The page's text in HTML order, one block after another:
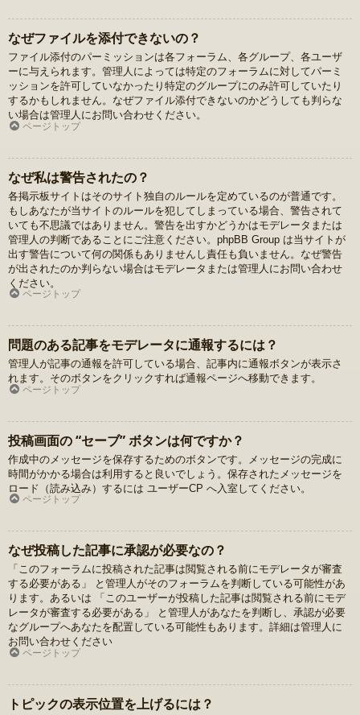
なぜファイルを添付できないの？
ファイル添付のパーミッションは各フォーラム、各グループ、各ユーザ
ーに与えられます。管理人によっては特定のフォーラムに対してパーミ
ッションを許可していなかったり特定のグループにのみ許可していたり
するかもしれません。なぜファイル添付できないのかどうしても判らな
い場合は管理人にお問い合わせください。
ページトップ
なぜ私は警告されたの？
各掲示板サイトはそのサイト独自のルールを定めているのが普通です。
もしあなたが当サイトのルールを犯してしまっている場合、警告されて
いても不思議ではありません。警告を出すかどうかはモデレータまたは
管理人の判断であることにご注意ください。phpBB Group は当サイトが
出す警告について何の関係もありませんし責任も負いません。なぜ警告
が出されたのか判らない場合はモデレータまたは管理人にお問い合わせ
ください。
ページトップ
問題のある記事をモデレータに通報するには？
管理人が記事の通報を許可している場合、記事内に通報ボタンが表示さ
れます。そのボタンをクリックすれば通報ページへ移動できます。
ページトップ
投稿画面の “セーブ” ボタンは何ですか？
作成中のメッセージを保存するためのボタンです。メッセージの完成に
時間がかかる場合は利用すると良いでしょう。保存されたメッセージを
ロード（読み込み）するには ユーザーCP へ入室してください。
ページトップ
なぜ投稿した記事に承認が必要なの？
「このフォーラムに投稿された記事は閲覧される前にモデレータが審査
する必要がある」 と管理人がそのフォーラムを判断している可能性があ
ります。あるいは 「このユーザーが投稿した記事は閲覧される前にモデ
レータが審査する必要がある」 と管理人があなたを判断し、承認が必要
なグループへあなたを配置している可能性もあります。詳細は管理人に
お問い合わせください
ページトップ
トピックの表示位置を上げるには？